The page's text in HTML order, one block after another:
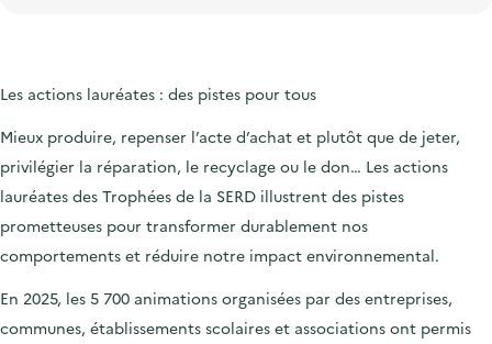
Les actions lauréates : des pistes pour tous
Mieux produire, repenser l’acte d’achat et plutôt que de jeter,
privilégier la réparation, le recyclage ou le don… Les actions
lauréates des Trophées de la SERD illustrent des pistes
prometteuses pour transformer durablement nos
comportements et réduire notre impact environnemental.
En 2025, les 5 700 animations organisées par des entreprises,
communes, établissements scolaires et associations ont permis